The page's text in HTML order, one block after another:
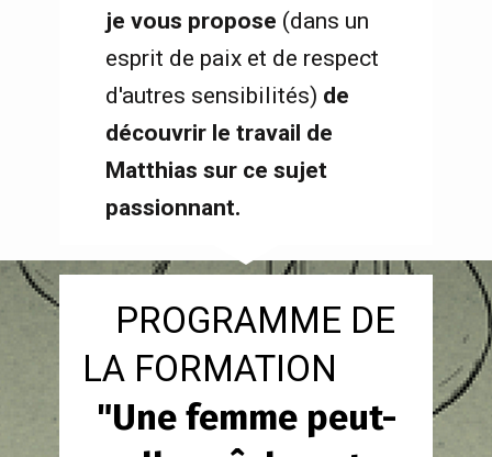
je vous propose (dans un
esprit de paix et de respect
d'autres sensibilités) de
découvrir le travail de
Matthias sur ce sujet
passionnant.
"Une femme peut-